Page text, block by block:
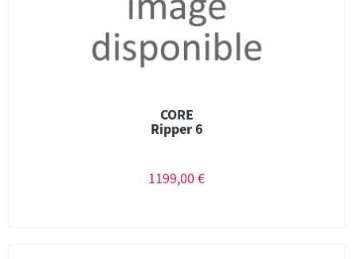
CORE
Ripper 6
1199,00 €